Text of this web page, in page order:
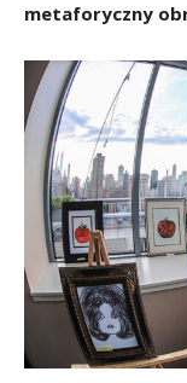
metaforyczny